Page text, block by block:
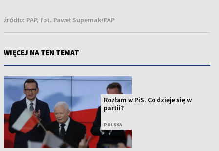
źródło: PAP, fot. Paweł Supernak/PAP
WIĘCEJ NA TEN TEMAT
Rozłam w PiS. Co dzieje się w
partii?
POLSKA